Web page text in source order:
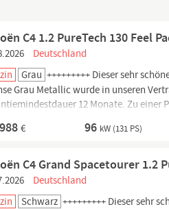
C4 1.2 PureTech 130 Feel
Deutschland
€ 96 kW (131 PS)
Grau +++++++++ Dieser sehr
Grau Metallic wurde in unseren
12 Monate. Zu einer
C4 Grand Spacetourer 1.2
Deutschland
Schwarz +++++++++ Dieser sehr